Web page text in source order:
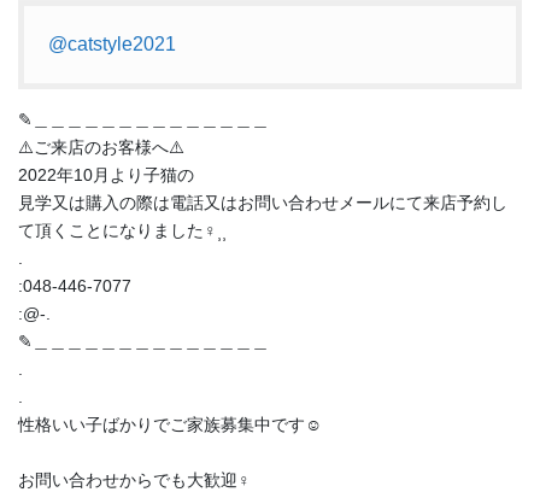
@catstyle2021
✎︎＿＿＿＿＿＿＿＿＿＿＿＿＿＿
⚠️ご来店のお客様へ⚠️
2022年10月より子猫の
見学又は購入の際は電話又はお問い合わせメールにて来店予約し
て頂くことになりました‍♀️⸒⸒
:048-446-7077
:@-.
✎︎＿＿＿＿＿＿＿＿＿＿＿＿＿＿
性格いい子ばかりでご家族募集中です☺️
お問い合わせからでも大歓迎‍♀️